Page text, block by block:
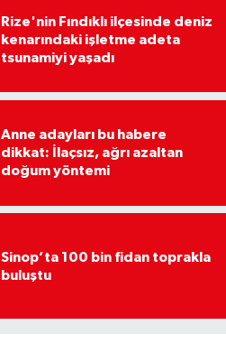
Rize'nin Fındıklı ilçesinde deniz
kenarındaki işletme adeta
tsunamiyi yaşadı
Anne adayları bu habere
dikkat: İlaçsız, ağrı azaltan
doğum yöntemi
Sinop’ta 100 bin fidan toprakla
buluştu